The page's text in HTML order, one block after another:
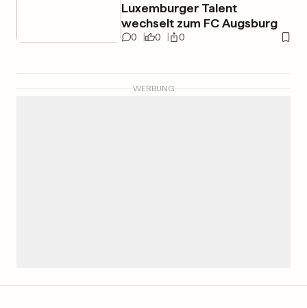
Luxemburger Talent
wechselt zum FC Augsburg
0 0 0
WERBUNG